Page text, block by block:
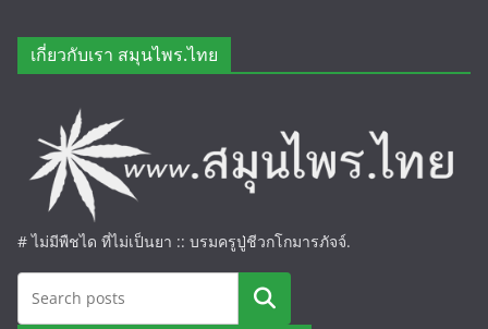
เกี่ยวกับเรา สมุนไพร.ไทย
# ไม่มีพืชได ที่ไม่เป็นยา :: บรมครูปู่ชีวกโกมารภัจจ์.
ค้นหา